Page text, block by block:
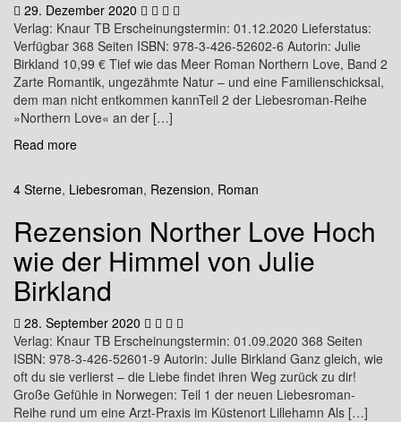
29. Dezember 2020
Verlag: Knaur TB Erscheinungstermin: 01.12.2020 Lieferstatus:
Verfügbar 368 Seiten ISBN: 978-3-426-52602-6 Autorin: Julie
Birkland 10,99 € Tief wie das Meer Roman Northern Love, Band 2
Zarte Romantik, ungezähmte Natur – und eine Familienschicksal,
dem man nicht entkommen kannTeil 2 der Liebesroman-Reihe
»Northern Love« an der […]
Read more
4 Sterne, Liebesroman, Rezension, Roman
Rezension Norther Love Hoch
wie der Himmel von Julie
Birkland
28. September 2020
Verlag: Knaur TB Erscheinungstermin: 01.09.2020 368 Seiten
ISBN: 978-3-426-52601-9 Autorin: Julie Birkland Ganz gleich, wie
oft du sie verlierst – die Liebe findet ihren Weg zurück zu dir!
Große Gefühle in Norwegen: Teil 1 der neuen Liebesroman-
Reihe rund um eine Arzt-Praxis im Küstenort Lillehamn Als […]